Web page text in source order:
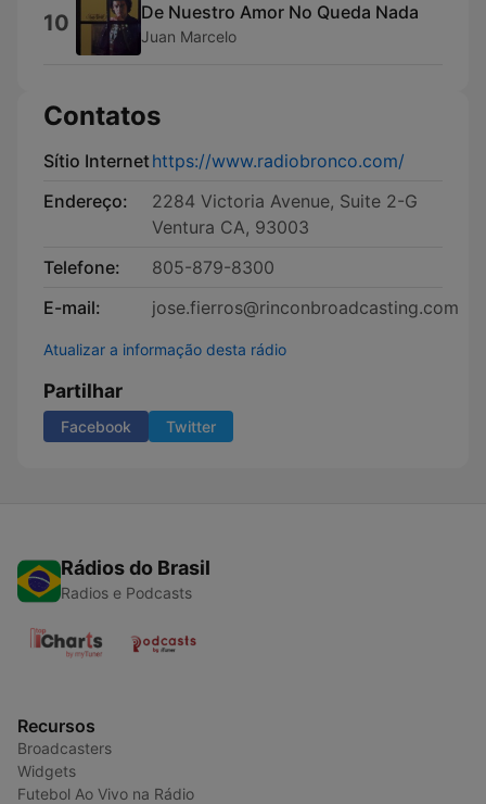
10 De Nuestro Amor No Queda Nada
Juan Marcelo
Contatos
Sítio Internethttps://www.radiobronco.com/
Endereço:
2284 Victoria Avenue, Suite 2-G
Ventura CA, 93003
Telefone:
805-879-8300
E-mail:
jose.fierros@rinconbroadcasting.com
Atualizar a informação desta rádio
Partilhar
Facebook Twitter
Rádios do Brasil
Radios e Podcasts
Recursos
Broadcasters
Widgets
Futebol Ao Vivo na Rádio